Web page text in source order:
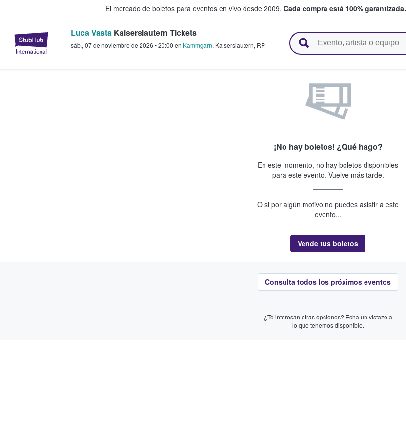
El mercado de boletos para eventos en vivo desde 2009. Cada compra está 100% garantizada.
StubHub: donde los fans compran y venden boletos
Luca Vasta Kaiserslautern Tickets
sáb., 07 de noviembre de 2026 •20:00 en Kammgarn, Kaiserslautern, RP
¡No hay boletos! ¿Qué hago?
En este momento, no hay boletos disponibles
para este evento. Vuelve más tarde.
O si por algún motivo no puedes asistir a este
evento...
Vende tus boletos
Consulta todos los próximos eventos
¿Te interesan otras opciones? Echa un vistazo a
lo que tenemos disponible.